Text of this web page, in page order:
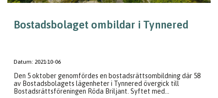
Bostadsbolaget ombildar i Tynnered
Datum: 2021-10-06
Den 5 oktober genomfördes en bostadsrättsombildning där 58
av Bostadsbolagets lägenheter i Tynnered övergick till
Bostadsrättsföreningen Röda Briljant. Syftet med...